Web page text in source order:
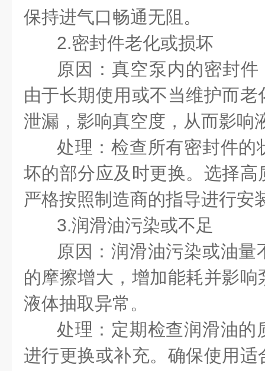
保持进气口畅通无阻。
2.密封件老化或损坏
原因：真空泵内的密封
由于长期使用或不当维护而
泄漏，影响真空度，从而影响
处理：检查所有密封件的
坏的部分应及时更换。选择
严格按照制造商的指导进行安
3.润滑油污染或不足
原因：润滑油污染或油量
的摩擦增大，增加能耗并影
液体抽取异常。
处理：定期检查润滑油的
进行更换或补充。确保使用